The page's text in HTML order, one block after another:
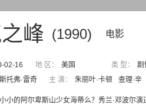
(1990) 电影
峰
02-16 地 区： 美国 类 型： 剧
托弗·雷奇 主 演： 朱丽叶·卡顿 查理·辛
小的阿尔卑斯山少女海蒂么？秀兰·邓波尔